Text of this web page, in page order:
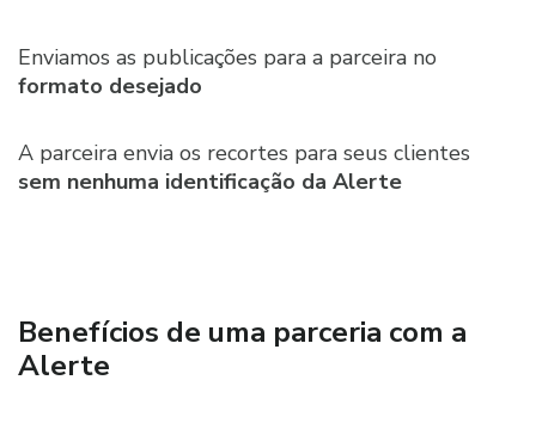
Enviamos as publicações para a parceira no
formato desejado
A parceira envia os recortes para seus clientes
sem nenhuma identificação da Alerte
Benefícios de uma parceria com a
Alerte